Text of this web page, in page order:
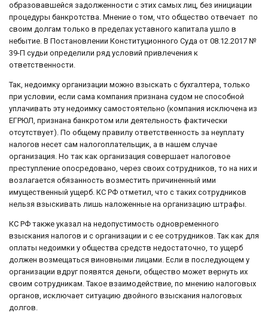
образовавшейся задолженности с этих самых лиц, без инициации
процедуры банкротства. Мнение о том, что общество отвечает по
своим долгам только в пределах уставного капитала ушло в
небытие. В Постановлении Конституционного Суда от 08.12.2017 №
39-П судьи определили ряд условий привлечения к
ответственности.
Так, недоимку организации можно взыскать с бухгалтера, только
при условии, если сама компания признана судом не способной
уплачивать эту недоимку самостоятельно (компания исключена из
ЕГРЮЛ, признана банкротом или деятельность фактически
отсутствует). По общему правилу ответственность за неуплату
налогов несет сам налогоплательщик, а в нашем случае
организация. Но так как организация совершает налоговое
преступление опосредовано, через своих сотрудников, то на них и
возлагается обязанность возместить причиненный ими
имущественный ущерб. КС РФ отметил, что с таких сотрудников
нельзя взыскивать лишь наложенные на организацию штрафы.
КС РФ также указал на недопустимость одновременного
взыскания налогов и с организации и с ее сотрудников. Так как для
оплаты недоимки у общества средств недостаточно, то ущерб
должен возмещаться виновными лицами. Если в последующем у
организации вдруг появятся деньги, общество может вернуть их
своим сотрудникам. Такое взаимодействие, по мнению налоговых
органов, исключает ситуацию двойного взыскания налоговых
долгов.